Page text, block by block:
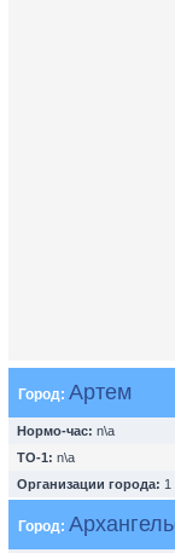
Город: Артем
Нормо-час: n\a
ТО-1: n\a
Организации города: 1
Город: